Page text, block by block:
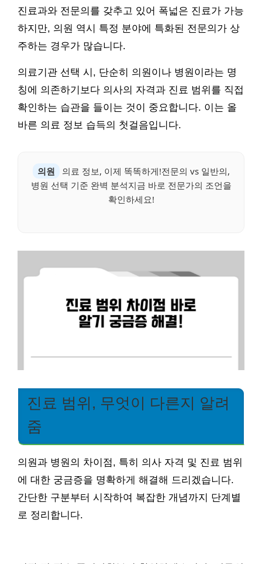
진료과와 전문의를 갖추고 있어 폭넓은 진료가 가능
하지만, 의원 역시 특정 분야에 특화된 전문의가 상
주하는 경우가 많습니다.
의료기관 선택 시, 단순히 의원이나 병원이라는 명
칭에 의존하기보다 의사의 자격과 진료 범위를 직접
확인하는 습관을 들이는 것이 중요합니다. 이는 올
바른 의료 정보 습득의 첫걸음입니다.
의원
의료 정보, 이제 똑똑하게!전문의 vs 일반의,
병원 선택 기준 완벽 분석지금 바로 전문가의 조언을
확인하세요!
진료 범위, 무엇이 다른지 알려
줌
의원과 병원의 차이점, 특히 의사 자격 및 진료 범위
에 대한 궁금증을 명확하게 해결해 드리겠습니다.
간단한 구분부터 시작하여 복잡한 개념까지 단계별
로 정리합니다.